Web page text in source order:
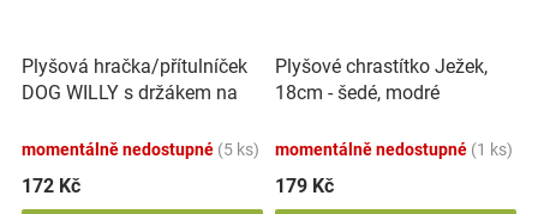
Plyšová hračka/přítulníček
DOG WILLY s držákem na
momentálně nedostupné (5 ks)
172 Kč
Plyšové chrastítko Ježek,
18cm - šedé, modré
momentálně nedostupné (1 ks)
179 Kč